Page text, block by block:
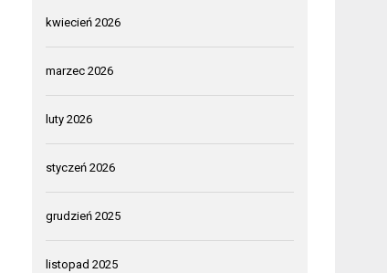
kwiecień 2026
marzec 2026
luty 2026
styczeń 2026
grudzień 2025
listopad 2025